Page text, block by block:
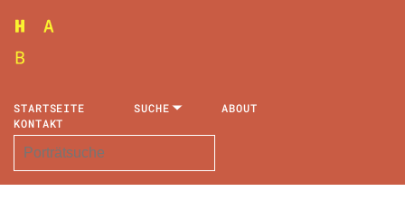
STARTSEITE SUCHE
ABOUT
KONTAKT